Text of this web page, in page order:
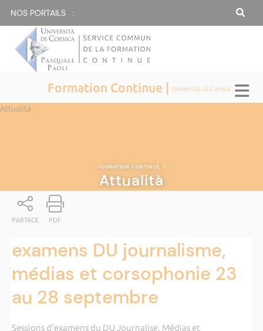
NOS PORTAILS :
Formation Continue | Università di Corsica
Attualità
FORMATION CONTINUE |
Attualità
PARTAGE PDF
examens DU journalisme,
médias et corsophonie 23
au 28 septembre
Sessions d'examens du DU Journalise, Médias et